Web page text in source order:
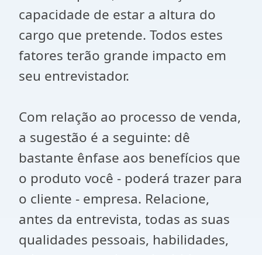
capacidade de estar a altura do
cargo que pretende. Todos estes
fatores terão grande impacto em
seu entrevistador.
Com relação ao processo de venda,
a sugestão é a seguinte: dê
bastante ênfase aos benefícios que
o produto você - poderá trazer para
o cliente - empresa. Relacione,
antes da entrevista, todas as suas
qualidades pessoais, habilidades,